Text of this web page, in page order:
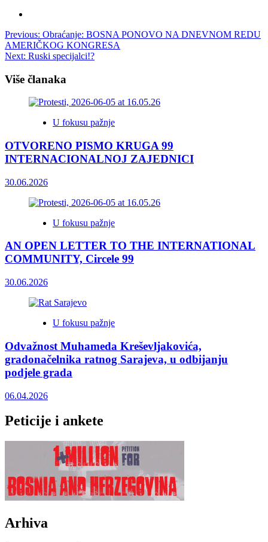
Post
navigation
Previous: Obraćanje: BOSNA PONOVO NA DNEVNOM REDU
AMERIČKOG KONGRESA
Next: Ruski specijalci!?
Više članaka
U fokusu pažnje
OTVORENO PISMO KRUGA 99
INTERNACIONALNOJ ZAJEDNICI
30.06.2026
U fokusu pažnje
AN OPEN LETTER TO THE INTERNATIONAL
COMMUNITY, Circele 99
30.06.2026
U fokusu pažnje
Odvažnost Muhameda Kreševljakovića,
gradonačelnika ratnog Sarajeva, u odbijanju
podjele grada
06.04.2026
Peticije i ankete
Arhiva